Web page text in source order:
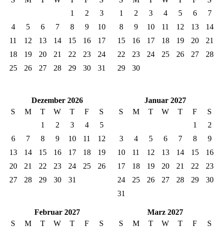
1
2
3
4
5 6 7 8 9
10
11
12 13 14 15 16
17
18
19 20 21 22 23
24
25
26 27 28 29 30 31
1
2 3 4 5 6
7
8
9 10 11 12 13
14
15
16 17 18 19 20
21
22
23 24 25 26 27
28
29
30
Dezember 2026
S
M T W T F
S
1
2 3 4
5
6
7 8 9 10 11
12
13
14 15 16 17 18
19
20
21 22 23 24 25
26
27
28 29 30 31
Januar 2027
S
M T W T F
S
1
2
3
4 5 6 7 8
9
10
11 12 13 14 15
16
17
18 19 20 21 22
23
24
25 26 27 28 29
30
31
Februar 2027
S
M T W T F
S
Marz 2027
S
M T W T F
S